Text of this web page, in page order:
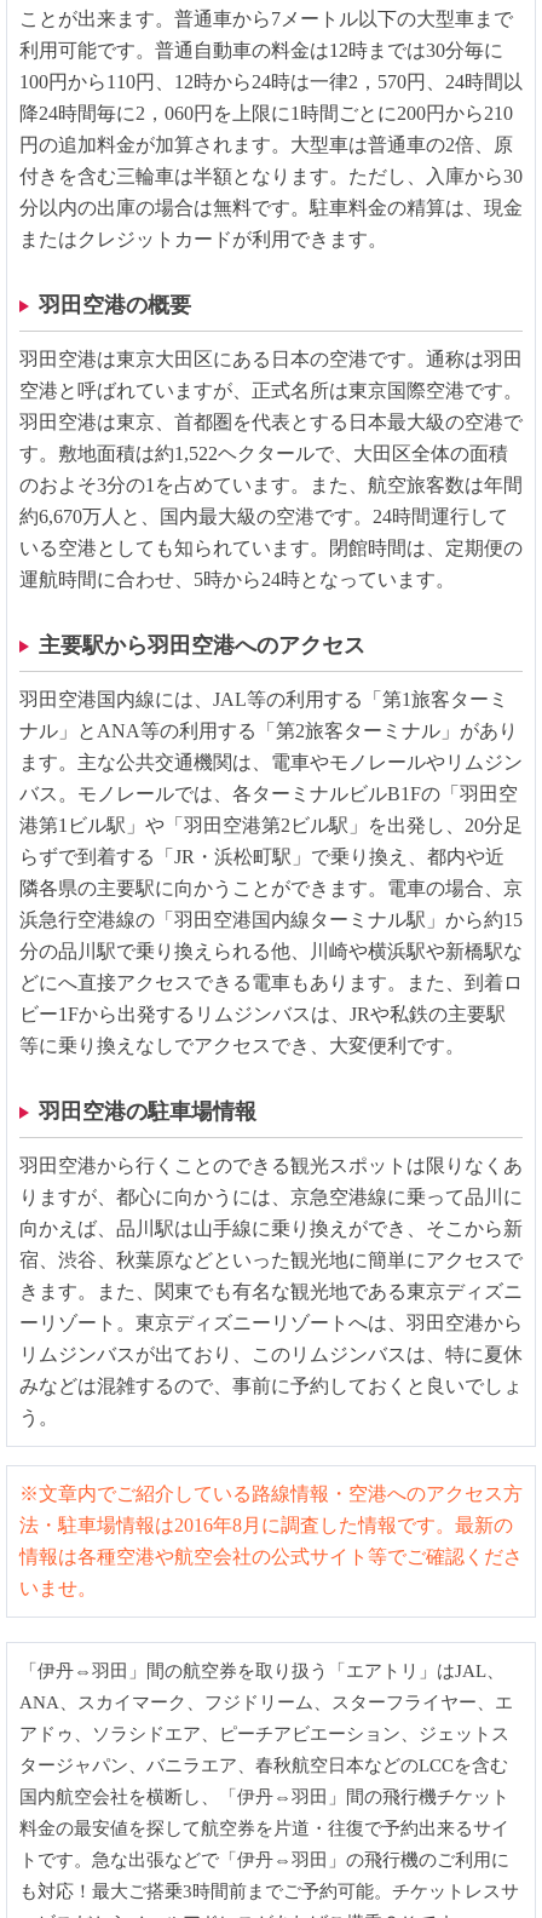
ことが出来ます。普通車から7メートル以下の大型車まで
利用可能です。普通自動車の料金は12時までは30分毎に
100円から110円、12時から24時は一律2，570円、24時間以
降24時間毎に2，060円を上限に1時間ごとに200円から210
円の追加料金が加算されます。大型車は普通車の2倍、原
付きを含む三輪車は半額となります。ただし、入庫から30
分以内の出庫の場合は無料です。駐車料金の精算は、現金
またはクレジットカードが利用できます。
羽田空港の概要
羽田空港は東京大田区にある日本の空港です。通称は羽田
空港と呼ばれていますが、正式名所は東京国際空港です。
羽田空港は東京、首都圏を代表とする日本最大級の空港で
す。敷地面積は約1,522ヘクタールで、大田区全体の面積
のおよそ3分の1を占めています。また、航空旅客数は年間
約6,670万人と、国内最大級の空港です。24時間運行して
いる空港としても知られています。閉館時間は、定期便の
運航時間に合わせ、5時から24時となっています。
主要駅から羽田空港へのアクセス
羽田空港国内線には、JAL等の利用する「第1旅客ターミ
ナル」とANA等の利用する「第2旅客ターミナル」があり
ます。主な公共交通機関は、電車やモノレールやリムジン
バス。モノレールでは、各ターミナルビルB1Fの「羽田空
港第1ビル駅」や「羽田空港第2ビル駅」を出発し、20分足
らずで到着する「JR・浜松町駅」で乗り換え、都内や近
隣各県の主要駅に向かうことができます。電車の場合、京
浜急行空港線の「羽田空港国内線ターミナル駅」から約15
分の品川駅で乗り換えられる他、川崎や横浜駅や新橋駅な
どにへ直接アクセスできる電車もあります。また、到着ロ
ビー1Fから出発するリムジンバスは、JRや私鉄の主要駅
等に乗り換えなしでアクセスでき、大変便利です。
羽田空港の駐車場情報
羽田空港から行くことのできる観光スポットは限りなくあ
りますが、都心に向かうには、京急空港線に乗って品川に
向かえば、品川駅は山手線に乗り換えができ、そこから新
宿、渋谷、秋葉原などといった観光地に簡単にアクセスで
きます。また、関東でも有名な観光地である東京ディズニ
ーリゾート。東京ディズニーリゾートへは、羽田空港から
リムジンバスが出ており、このリムジンバスは、特に夏休
みなどは混雑するので、事前に予約しておくと良いでしょ
う。
※文章内でご紹介している路線情報・空港へのアクセス方
法・駐車場情報は2016年8月に調査した情報です。最新の
情報は各種空港や航空会社の公式サイト等でご確認くださ
いませ。
「伊丹⇔羽田」間の航空券を取り扱う「エアトリ」はJAL、
ANA、スカイマーク、フジドリーム、スターフライヤー、エ
アドゥ、ソラシドエア、ピーチアビエーション、ジェットス
タージャパン、バニラエア、春秋航空日本などのLCCを含む
国内航空会社を横断し、「伊丹⇔羽田」間の飛行機チケット
料金の最安値を探して航空券を片道・往復で予約出来るサイ
トです。急な出張などで「伊丹⇔羽田」の飛行機のご利用に
も対応！最大ご搭乗3時間前までご予約可能。チケットレスサ